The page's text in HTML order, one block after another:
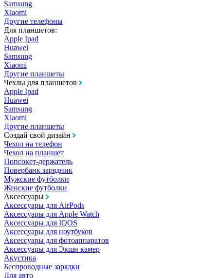
Samsung
Xiaomi
Другие телефоны
Для планшетов:
Apple Ipad
Huawei
Samsung
Xiaomi
Другие планшеты
Чехлы для планшетов
Apple Ipad
Huawei
Samsung
Xiaomi
Другие планшеты
Создай свой дизайн
Чехол на телефон
Чехол на планшет
Попсокет-держатель
Повербанк зарядник
Мужские футболки
Женские футболки
Аксессуары
Аксессуары для AirPods
Аксессуары для Apple Watch
Аксессуары для IQOS
Аксессуары для ноутбуков
Аксессуары для фотоаппаратов
Аксессуары для Экшн камер
Акустика
Беспроводные зарядки
Для авто